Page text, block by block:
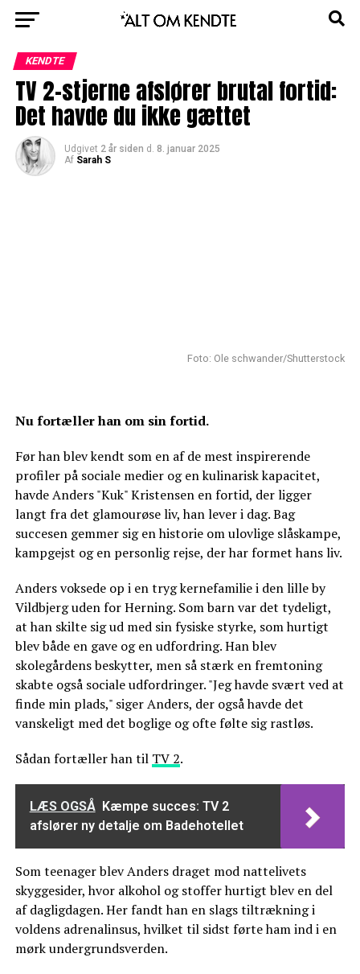
KENDTE
TV 2-stjerne afslører brutal fortid:
Det havde du ikke gættet
Udgivet 2 år siden d. 8. januar 2025
Af Sarah S
Foto: Ole schwander/Shutterstock
Nu fortæller han om sin fortid.
Før han blev kendt som en af de mest inspirerende
profiler på sociale medier og en kulinarisk kapacitet,
havde Anders "Kuk" Kristensen en fortid, der ligger
langt fra det glamourøse liv, han lever i dag. Bag
succesen gemmer sig en historie om ulovlige slåskampe,
kampgejst og en personlig rejse, der har formet hans liv.
Anders voksede op i en tryg kernefamilie i den lille by
Vildbjerg uden for Herning. Som barn var det tydeligt,
at han skilte sig ud med sin fysiske styrke, som hurtigt
blev både en gave og en udfordring. Han blev
skolegårdens beskytter, men så stærk en fremtoning
skabte også sociale udfordringer. "Jeg havde svært ved at
finde min plads," siger Anders, der også havde det
vanskeligt med det boglige og ofte følte sig rastløs.
Sådan fortæller han til TV 2.
LÆS OGSÅ Kæmpe succes: TV 2
afslører ny detalje om Badehotellet
Som teenager blev Anders draget mod nattelivets
skyggesider, hvor alkohol og stoffer hurtigt blev en del
af dagligdagen. Her fandt han en slags tiltrækning i
voldens adrenalinsus, hvilket til sidst førte ham ind i en
mørk undergrundsverden.